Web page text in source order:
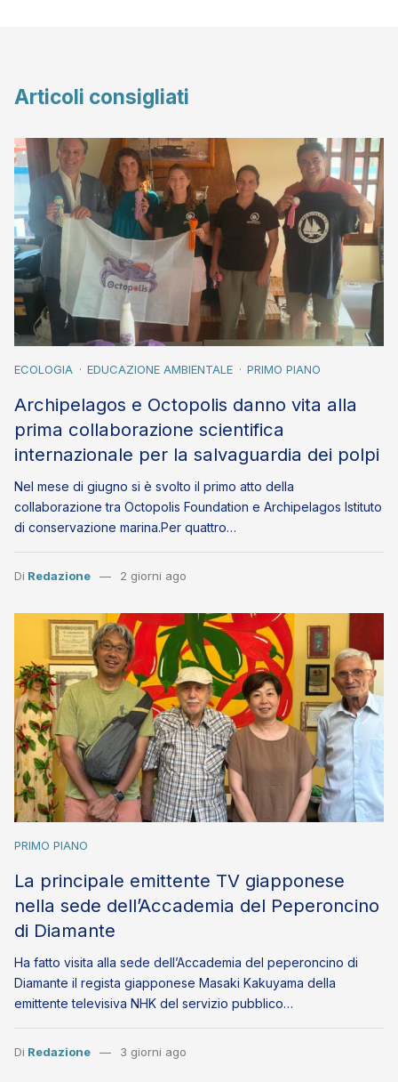
Articoli consigliati
ECOLOGIA EDUCAZIONE AMBIENTALE PRIMO PIANO
Archipelagos e Octopolis danno vita alla
prima collaborazione scientifica
internazionale per la salvaguardia dei polpi
Nel mese di giugno si è svolto il primo atto della
collaborazione tra Octopolis Foundation e Archipelagos Istituto
di conservazione marina.Per quattro…
Di Redazione 2 giorni ago
PRIMO PIANO
La principale emittente TV giapponese
nella sede dell’Accademia del Peperoncino
di Diamante
Ha fatto visita alla sede dell’Accademia del peperoncino di
Diamante il regista giapponese Masaki Kakuyama della
emittente televisiva NHK del servizio pubblico…
Di Redazione 3 giorni ago